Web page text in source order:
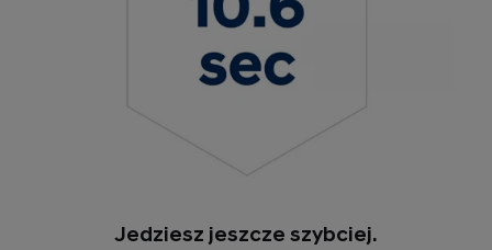
Jedziesz jeszcze szybciej.